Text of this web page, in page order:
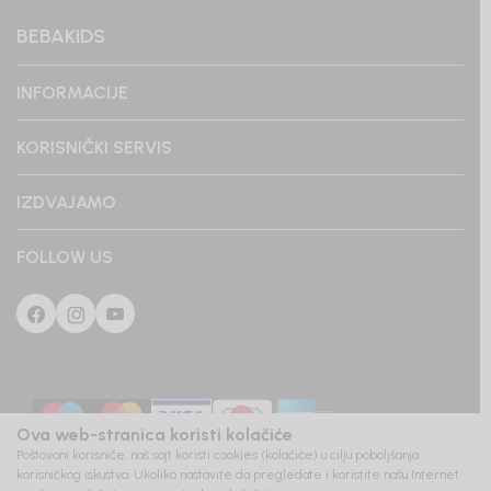
BEBAKIDS
INFORMACIJE
KORISNIČKI SERVIS
IZDVAJAMO
FOLLOW US
Ova web-stranica koristi kolačiće
Poštovani korisniče, naš sajt koristi cookies (kolačiće) u cilju poboljšanja
korisničkog iskustva. Ukoliko nastavite da pregledate i koristite našu Internet